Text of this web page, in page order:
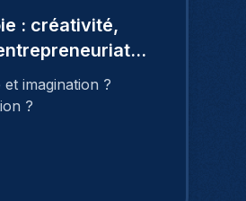
: créativité,
imagination ?
?